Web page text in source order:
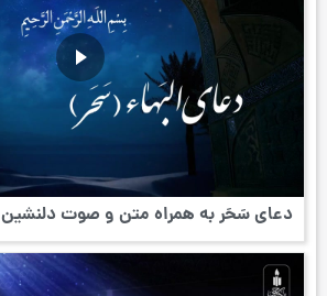
دعای سَحَر به همراه متن و صوت دلنشین